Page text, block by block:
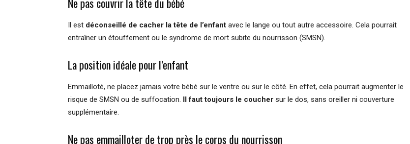
Il est déconseillé de cacher la tête de l’enfant avec le lange ou tout autre accessoire. Cela pourrait
entraîner un étouffement ou le syndrome de mort subite du nourrisson (SMSN).
La position idéale pour l’enfant
Emmailloté, ne placez jamais votre bébé sur le ventre ou sur le côté. En effet, cela pourrait augmenter le
risque de SMSN ou de suffocation. Il faut toujours le coucher sur le dos, sans oreiller ni couverture
supplémentaire.
Ne pas emmailloter de trop près le corps du nourrisson